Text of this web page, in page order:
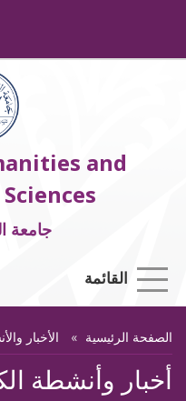
and
جامعة
القائمة
الصفحة الرئيسية الأخبار
أخبار وأنشطة